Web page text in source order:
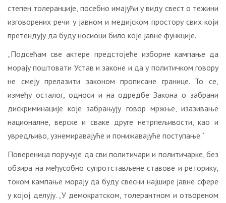
степен толеранције, посебно имајући у виду свест о тежини
изговорених речи у јавном и медијском простору свих који
претендују да буду носиоци било које јавне функције.
„Подсећам све актере предстојеће изборне кампање да
морају поштовати Устав и законе и да у политичком говору
не смеју прелазити законом прописане границе. То се,
између осталог, односи и на одредбе Закона о забрани
дискриминације које забрањују говор мржње, изазивање
националне, верске и сваке друге нетрпељивости, као и
увредљиво, узнемиравајуће и понижавајуће поступање.“
Повереница поручује да сви политичари и политичарке, без
обзира на међусобно супротстављене ставове и реторику,
током кампање морају да буду свесни најшире јавне сфере
у којој делују. „У демократском, толерантном и отвореном